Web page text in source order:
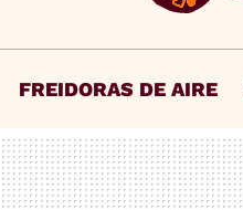
FREIDORAS DE AIRE